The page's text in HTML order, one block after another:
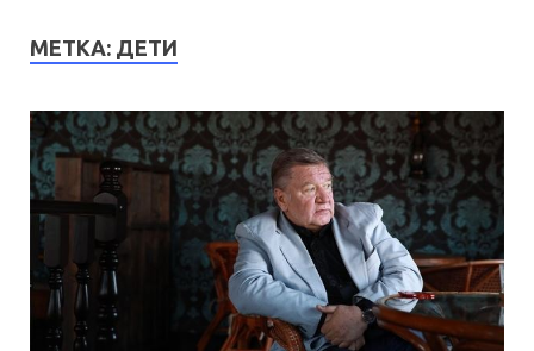
МЕТКА: ДЕТИ